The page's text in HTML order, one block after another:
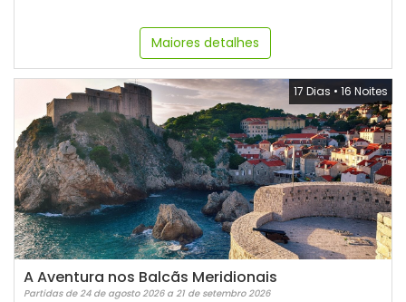
Maiores detalhes
17 Dias • 16 Noites
A Aventura nos Balcãs Meridionais
Partidas de 24 de agosto 2026 a 21 de setembro 2026